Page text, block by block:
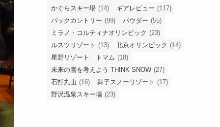
かぐらスキー場 (14) ギアレビュー (117)
バックカントリー (99) パウダー (55)
ミラノ・コルティナオリンピック (23)
ルスツリゾート (13) 北京オリンピック (14)
星野リゾート トマム (18)
未来の雪を考えよう THINK SNOW (27)
石打丸山 (16) 舞子スノーリゾート (17)
野沢温泉スキー場 (23)